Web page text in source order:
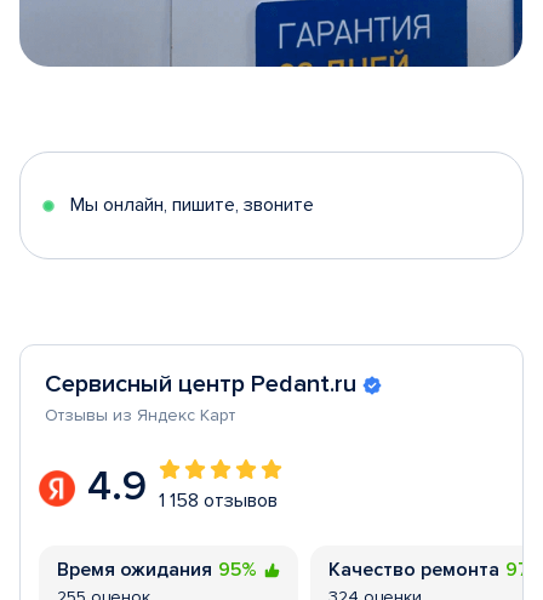
5
Мы онлайн, пишите, звоните
Сервисный центр Pedant.ru
Отзывы из Яндекс Карт
4.9 1 158 отзывов
Время ожидания 95% Качество ремонта